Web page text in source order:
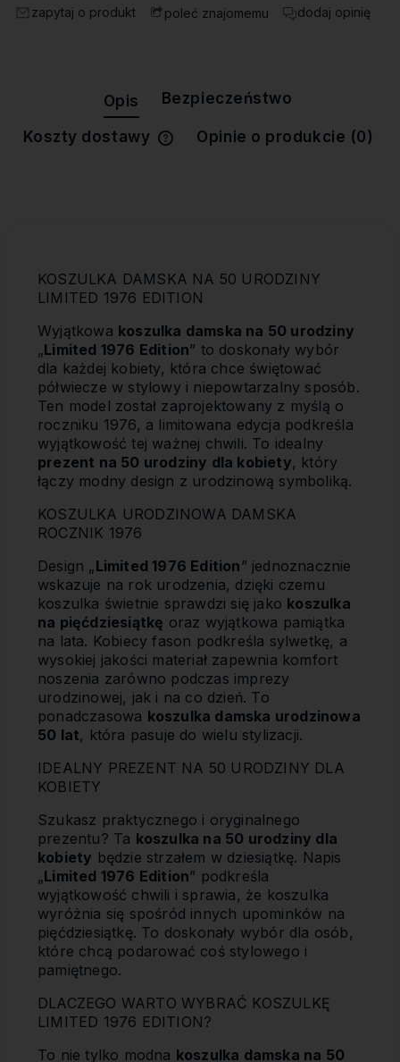
zapytaj o produkt poleć znajomemu dodaj opinię
Opis Bezpieczeństwo
Koszty dostawy
Cena nie zawiera ewentualnych
Opinie o produkcie (0)
KOSZULKA DAMSKA NA 50 URODZINY
LIMITED 1976 EDITION
Wyjątkowa koszulka damska na 50 urodziny
„Limited 1976 Edition” to doskonały wybór
dla każdej kobiety, która chce świętować
półwiecze w stylowy i niepowtarzalny sposób.
Ten model został zaprojektowany z myślą o
roczniku 1976, a limitowana edycja podkreśla
wyjątkowość tej ważnej chwili. To idealny
prezent na 50 urodziny dla kobiety, który
łączy modny design z urodzinową symboliką.
KOSZULKA URODZINOWA DAMSKA
ROCZNIK 1976
Design „Limited 1976 Edition” jednoznacznie
wskazuje na rok urodzenia, dzięki czemu
koszulka świetnie sprawdzi się jako koszulka
na pięćdziesiątkę oraz wyjątkowa pamiątka
na lata. Kobiecy fason podkreśla sylwetkę, a
wysokiej jakości materiał zapewnia komfort
noszenia zarówno podczas imprezy
urodzinowej, jak i na co dzień. To
ponadczasowa koszulka damska urodzinowa
50 lat, która pasuje do wielu stylizacji.
IDEALNY PREZENT NA 50 URODZINY DLA
KOBIETY
Szukasz praktycznego i oryginalnego
prezentu? Ta koszulka na 50 urodziny dla
kobiety będzie strzałem w dziesiątkę. Napis
„Limited 1976 Edition” podkreśla
wyjątkowość chwili i sprawia, że koszulka
wyróżnia się spośród innych upominków na
pięćdziesiątkę. To doskonały wybór dla osób,
które chcą podarować coś stylowego i
pamiętnego.
DLACZEGO WARTO WYBRAĆ KOSZULKĘ
LIMITED 1976 EDITION?
To nie tylko modna koszulka damska na 50